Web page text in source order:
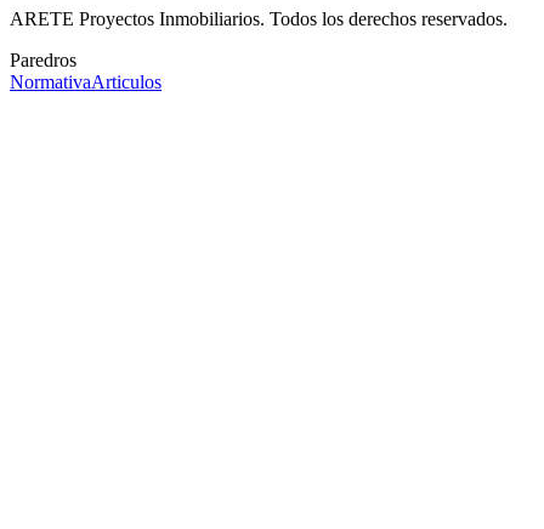
ARETE Proyectos Inmobiliarios. Todos los derechos reservados.
Paredros
NormativaArticulos